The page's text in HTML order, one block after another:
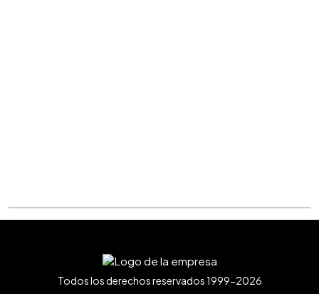
Todos los derechos reservados 1999-2026